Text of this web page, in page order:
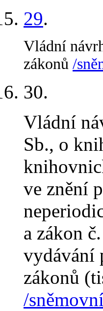
29.
Vládní
zákonů /
30.
Vládní
Sb., o
ve znění
a zákon
vydávání
zákonů
/